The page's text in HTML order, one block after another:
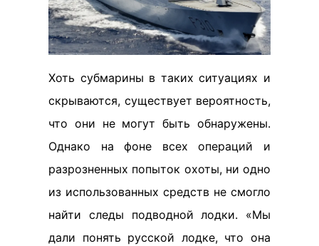
Хоть субмарины в таких ситуациях и
скрываются, существует вероятность,
что они не могут быть обнаружены.
Однако на фоне всех операций и
разрозненных попыток охоты, ни одно
из использованных средств не смогло
найти следы подводной лодки. «Мы
дали понять русской лодке, что она